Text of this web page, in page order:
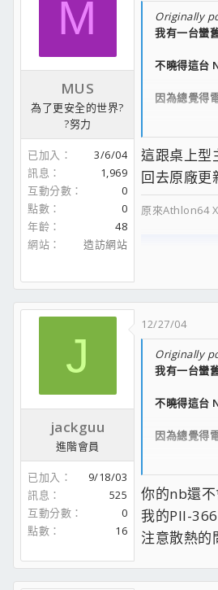
M
MUS
為了更安全的世界?
?努力
已加入
3/6/04
訊息
1,969
互動分數
0
點數
0
年齡
48
網站
造訪網站
Originally
我有一台蠻
不曉得這台
因為總覺得
PIII-700
128MB RAM
IBM-
這跟桌上型
回去原廠更
原來Athlon64
J
jackguu
進階會員
已加入
9/18/03
訊息
525
互動分數
0
點數
16
12/27/04
Originally
我有一台蠻
不曉得這台
因為總覺得
PIII-700
128MB RAM
IBM-
就這樣 感謝
你的nb還
我的PII-
注意散熱的